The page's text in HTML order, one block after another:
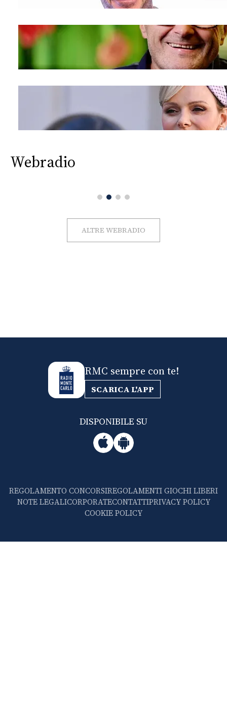
Webradio
ALTRE WEBRADIO
RMC sempre con te!
SCARICA L'APP
DISPONIBILE SU
REGOLAMENTO CONCORSIREGOLAMENTI GIOCHI LIBERI
NOTE LEGALICORPORATECONTATTIPRIVACY POLICY
COOKIE POLICY